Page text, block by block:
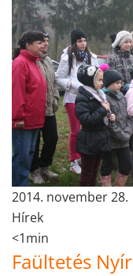
2014. november 28.
Hírek
<1min
Faültetés